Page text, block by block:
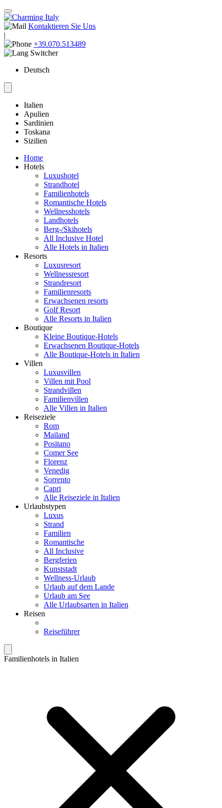
Kontaktieren Sie Uns
|
+39.070.513489
Deutsch
Italien
Apulien
Sardinien
Toskana
Sizilien
Home
Hotels
Luxushotel
Strandhotel
Familienhotels
Romantische Hotels
Wellnesshotels
Landhotels
Berg-/Skihotels
All Inclusive Hotel
Alle Hotels in Italien
Resorts
Luxusresort
Wellnessresort
Strandresort
Familienresorts
Erwachsenen resorts
Golf Resort
Alle Resorts in Italien
Boutique
Kleine Boutique-Hotels
Erwachsenen Boutique-Hotels
Alle Boutique-Hotels in Italien
Villen
Luxusvillen
Villen mit Pool
Strandvillen
Familienvillen
Alle Villen in Italien
Reiseziele
Rom
Mailand
Positano
Comer See
Florenz
Venedig
Sorrento
Capri
Alle Reiseziele in Italien
Urlaubstypen
Luxus
Strand
Familien
Romantische
All Inclusive
Bergferien
Kunststadt
Wellness-Urlaub
Urlaub auf dem Lande
Urlaub am See
Alle Urlaubsarten in Italien
Reisen
Reiseführer
Familienhotels in Italien